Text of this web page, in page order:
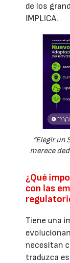
de los
IMPLICA.
“Elegir un
merece
¿Qué
con las
Tiene una
necesitan
traduzca